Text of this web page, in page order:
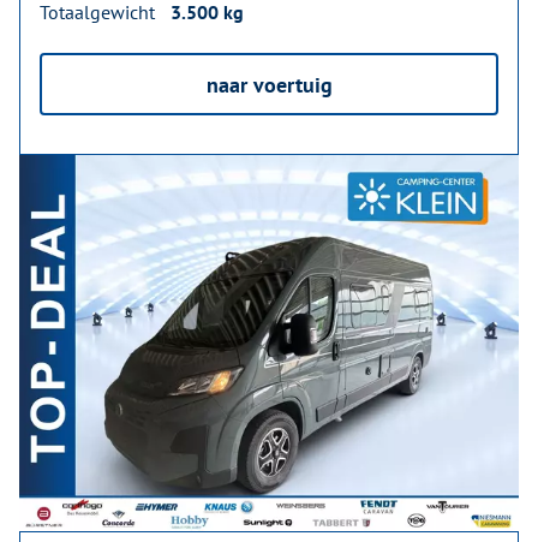
Totaalgewicht
3.500 kg
naar voertuig